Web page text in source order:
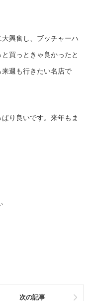
興奮し、ブッチャーハ
買っときゃ良かったと
週も行きたい名店で
り良いです。来年もま
次の記事